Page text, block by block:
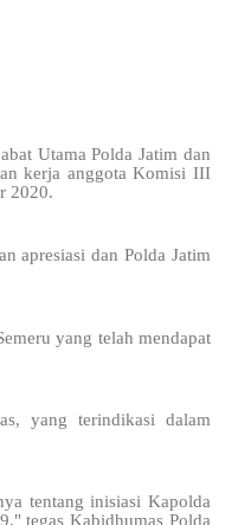
Utama Polda Jatim dan
kerja anggota Komisi III
2020.
apresiasi dan Polda Jatim
yang telah mendapat
yang terindikasi dalam
tentang inisiasi Kapolda
tegas Kabidhumas Polda